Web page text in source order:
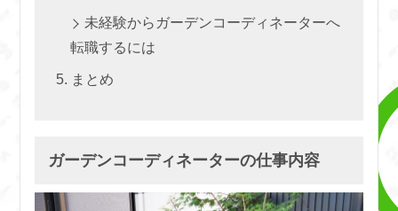
未経験からガーデンコーディネーターへ
転職するには
まとめ
ガーデンコーディネーターの仕事内容